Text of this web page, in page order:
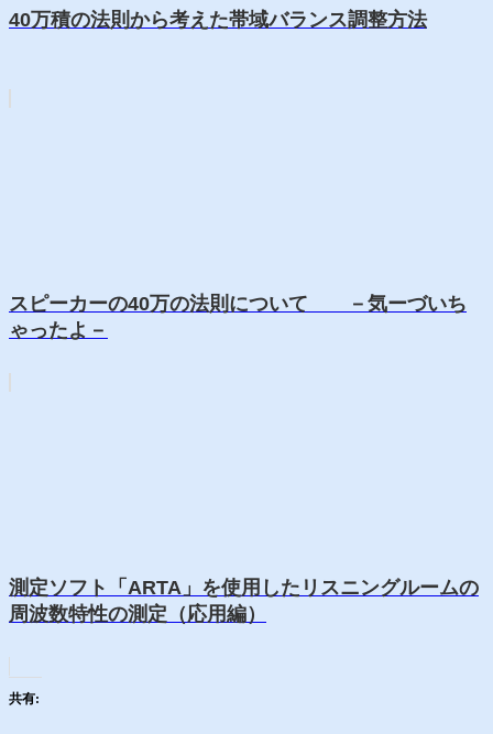
40万積の法則から考えた帯域バランス調整方法
スピーカーの40万の法則について －気ーづいち
ゃったよ－
測定ソフト「ARTA」を使用したリスニングルームの
周波数特性の測定（応用編）
共有: